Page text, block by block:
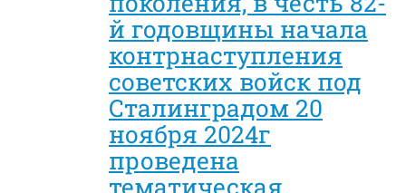
й годовщины начала
контрнаступления
советских войск под
Сталинградом 20
ноября 2024г
проведена
тематическая